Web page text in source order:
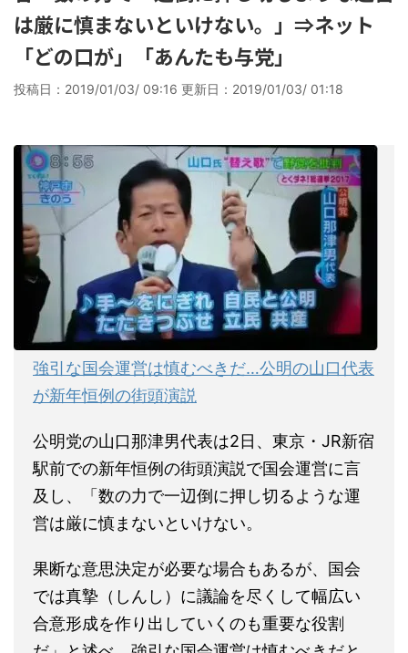
は厳に慎まないといけない。」⇒ネット
「どの口が」「あんたも与党」
投稿日：2019/01/03/ 09:16 更新日： 2019/01/03/ 01:18
強引な国会運営は慎むべきだ…公明の山口代表
が新年恒例の街頭演説
公明党の山口那津男代表は2日、東京・JR新宿
駅前での新年恒例の街頭演説で国会運営に言
及し、「数の力で一辺倒に押し切るような運
営は厳に慎まないといけない。
果断な意思決定が必要な場合もあるが、国会
では真摯（しんし）に議論を尽くして幅広い
合意形成を作り出していくのも重要な役割